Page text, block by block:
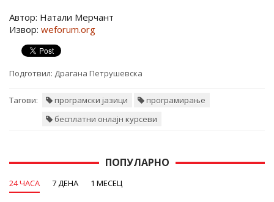
Автор: Натали Мерчант
Извор: weforum.org
Подготвил: Драгана Петрушевска
Тагови: програмски јазици
програмирање
бесплатни онлајн курсеви
ПОПУЛАРНО
24 ЧАСА 7 ДЕНА 1 МЕСЕЦ